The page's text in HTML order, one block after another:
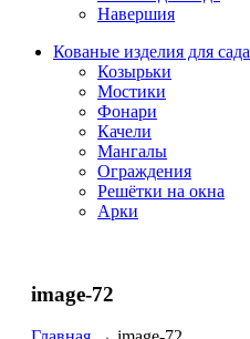
Навершия
Кованые изделия для сада
Козырьки
Мостики
Фонари
Качели
Мангалы
Ограждения
Решётки на окна
Арки
image-72